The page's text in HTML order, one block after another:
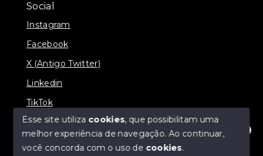
Olá! Estamos disponíveis para te ajudar.
Social
Instagram
Facebook
X (Antigo Twitter)
Linkedin
TikTok
© Copyright 2026 - Nova Aliança Assessoria Imobiliária
Esse site utiliza cookies, que possibilitam uma
melhor experiência de navegação.Ao continuar,
você concorda com o uso de cookies.